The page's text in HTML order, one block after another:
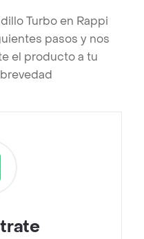
Turbo en Rappi
pasos y nos
el producto a tu